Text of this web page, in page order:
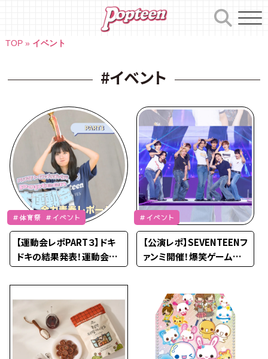
TOP» イベント
#イベント
＃体育祭 ＃イベント
【運動会レポPART３】ドキ
ドキの結果発表！運動会ラ
ストレポ♡
＃イベント
【公演レポ】SEVENTEENフ
ァンミ開催！爆笑ゲームコ
ーナーから圧巻のパフォー